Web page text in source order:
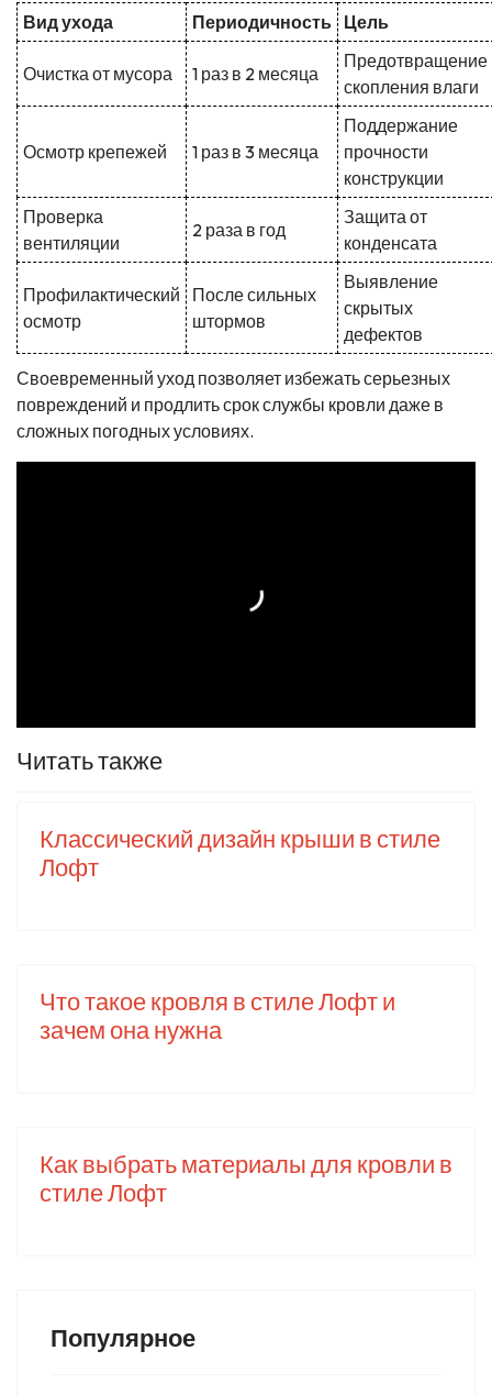
Вид ухода Периодичность Цель
Очистка от мусора 1 раз в 2 месяца
Предотвращение
скопления влаги
Осмотр крепежей 1 раз в 3 месяца
Поддержание
прочности
конструкции
Проверка
вентиляции
2 раза в год
Защита от
конденсата
Профилактический
осмотр
После сильных
штормов
Выявление
скрытых
дефектов
Своевременный уход позволяет избежать серьезных
повреждений и продлить срок службы кровли даже в
сложных погодных условиях.
Читать также
Классический дизайн крыши в стиле
Лофт
Что такое кровля в стиле Лофт и
зачем она нужна
Как выбрать материалы для кровли в
стиле Лофт
Популярное